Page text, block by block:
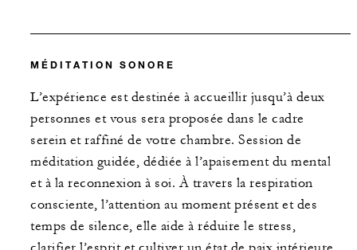
MÉDITATION SONORE
L’expérience est destinée à accueillir jusqu’à deux
personnes et vous sera proposée dans le cadre
serein et raffiné de votre chambre. Session de
méditation guidée, dédiée à l’apaisement du mental
et à la reconnexion à soi. À travers la respiration
consciente, l’attention au moment présent et des
temps de silence, elle aide à réduire le stress,